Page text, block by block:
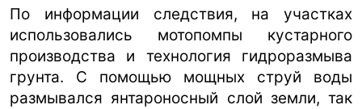
По информации следствия, на участках
использовались мотопомпы кустарного
производства и технология гидроразмыва
грунта. С помощью мощных струй воды
размывался янтароносный слой земли, так